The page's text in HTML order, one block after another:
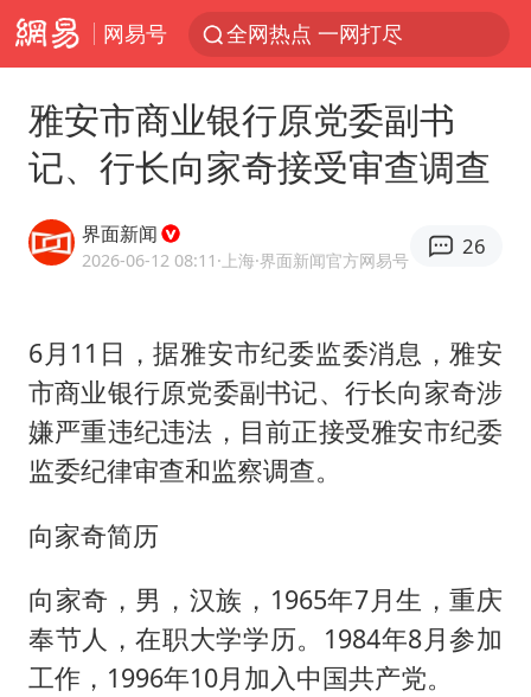
网易号 全网热点 一网打尽
雅安市商业银行原党委副书
记、行长向家奇接受审查调查
界面新闻
2026-06-12 08:11 ·上海·界面新闻官方网易号
26
6月11日，据雅安市纪委监委消息，雅安
市商业银行原党委副书记、行长向家奇涉
嫌严重违纪违法，目前正接受雅安市纪委
监委纪律审查和监察调查。
向家奇简历
向家奇，男，汉族，1965年7月生，重庆
奉节人，在职大学学历。1984年8月参加
工作，1996年10月加入中国共产党。